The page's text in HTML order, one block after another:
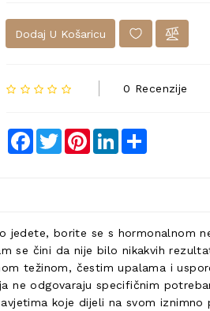
Dodaj U Košaricu
0 Recenzije
Facebook
TwitterPinterestLinkedIn
jedete, borite se s hormonalnom
se čini da nije bilo nikakvih
težinom, čestim upalama i
ne odgovaraju specifičnim
koje dijeli na svom